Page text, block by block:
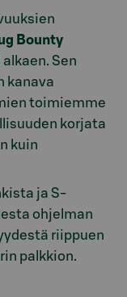
Bounty
Sen
kanava
toimiemme
korjata
kuin
ja S-
ohjelman
riippuen
palkkion.